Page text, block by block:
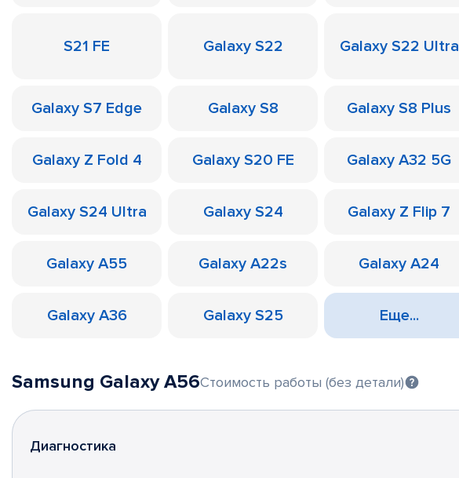
S21 FE Galaxy S22 Galaxy S22 Ultra
Galaxy S7 Edge Galaxy S8 Galaxy S8 Plus
Galaxy Z Fold 4 Galaxy S20 FE Galaxy A32 5G
Galaxy S24 Ultra Galaxy S24 Galaxy Z Flip 7
Galaxy A55 Galaxy A22s Galaxy A24
Galaxy A36 Galaxy S25 Еще...
Samsung Galaxy A56Стоимость работы (без детали)
Диагностика